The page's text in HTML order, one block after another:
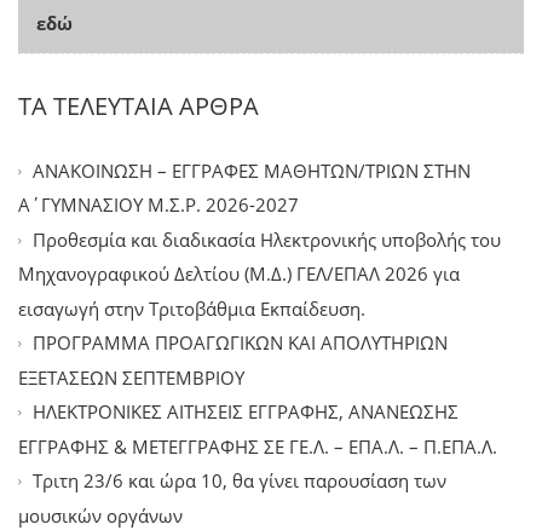
εδώ
ΤΑ ΤΕΛΕΥΤΑΙΑ ΑΡΘΡΑ
ΑΝΑΚΟΙΝΩΣΗ – ΕΓΓΡΑΦΕΣ ΜΑΘΗΤΩΝ/ΤΡΙΩΝ ΣΤΗΝ
Α΄ΓΥΜΝΑΣΙΟΥ Μ.Σ.Ρ. 2026-2027
Προθεσμία και διαδικασία Ηλεκτρονικής υποβολής του
Μηχανογραφικού Δελτίου (Μ.Δ.) ΓΕΛ/ΕΠΑΛ 2026 για
εισαγωγή στην Τριτοβάθμια Εκπαίδευση.
ΠΡΟΓΡΑΜΜΑ ΠΡΟΑΓΩΓΙΚΩΝ ΚΑΙ ΑΠΟΛΥΤΗΡΙΩΝ
ΕΞΕΤΑΣΕΩΝ ΣΕΠΤΕΜΒΡΙΟΥ
ΗΛΕΚΤΡΟΝΙΚΕΣ ΑΙΤΗΣΕΙΣ ΕΓΓΡΑΦΗΣ, ΑΝΑΝΕΩΣΗΣ
ΕΓΓΡΑΦΗΣ & ΜΕΤΕΓΓΡΑΦΗΣ ΣΕ ΓΕ.Λ. – ΕΠΑ.Λ. – Π.ΕΠΑ.Λ.
Tριτη 23/6 και ώρα 10, θα γίνει παρουσίαση των
μουσικών οργάνων